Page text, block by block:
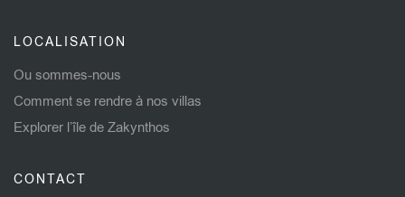
LOCALISATION
Ou sommes-nous
Comment se rendre à nos villas
Explorer l’île de Zakynthos
CONTACT